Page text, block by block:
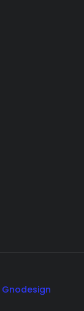
Gnodesign